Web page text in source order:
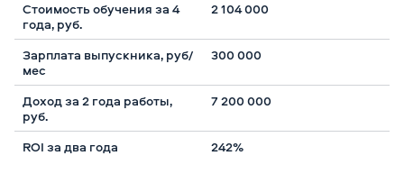
2 104 000
300 000
7 200 000
242%